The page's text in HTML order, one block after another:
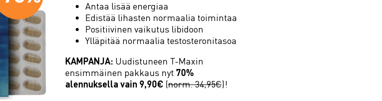
Antaa lisää energiaa
Edistää lihasten normaalia toimintaa
Positiivinen vaikutus libidoon
Ylläpitää normaalia testosteronitasoa
KAMPANJA: Uudistuneen T-Maxin
ensimmäinen pakkaus nyt 70%
alennuksella vain 9,90€ (norm. 34,95€)!